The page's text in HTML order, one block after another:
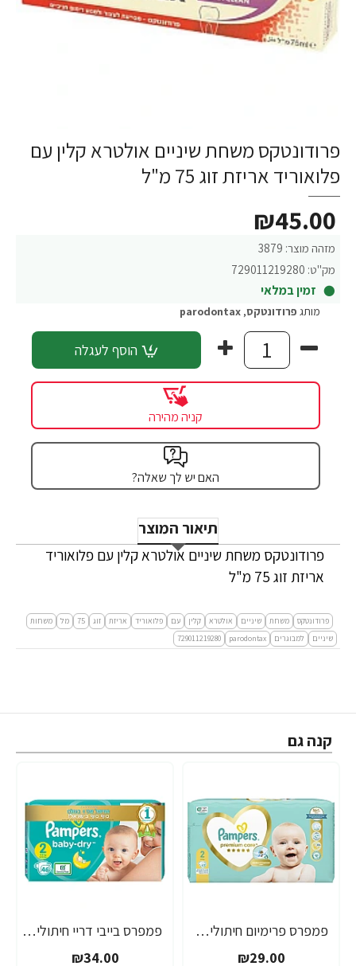
פרודונטקס משחת שיניים אולטרא קלין עם
פלואוריד אריזת זוג 75 מ"ל
מזהה מוצר: 3879
מק"ט: 729011219280
זמין במלאי
₪45.00
מותג פרודונטקס,
parodontax
הוסף לעגלה
קניה מהירה
האם יש לך שאלה?
תיאור המוצר
פרודונטקס משחת שיניים אולטרא קלין עם פלואוריד
אריזת זוג 75 מ"ל
פרודונטקס משחת שיניים אולטרא קלין עם פלואוריד אריזת זוג 75 מל
משחות
שיניים
למבוגרים parodontax
729011219280
קנה גם
פמפרס פרימיום חיתולים מידה 2 משקל 4-8 ק"ג Pampers
₪29.00
פמפרס בייבי דריי חיתולים משקל 4-8 ק"ג מידה 2
₪34.00